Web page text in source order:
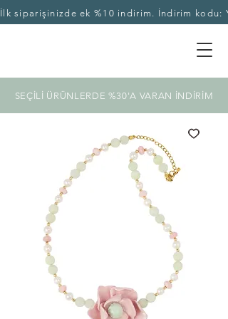
İlk siparişinizde ek %10 indirim. İndirim kodu:
SEÇİLİ ÜRÜNLERDE %30'A VARAN İNDİRİM